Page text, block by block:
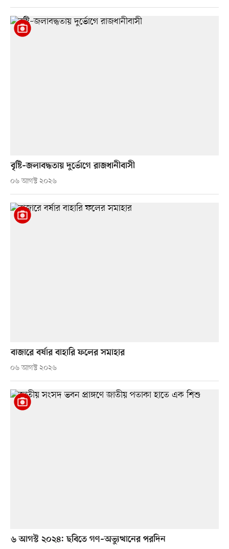
বৃষ্টি–জলাবদ্ধতায় দুর্ভোগে রাজধানীবাসী
০৬ আগস্ট ২০২৬
বাজারে বর্ষার বাহারি ফলের সমাহার
০৬ আগস্ট ২০২৬
৬ আগস্ট ২০২৪: ছবিতে গণ–অভ্যুত্থানের পরদিন